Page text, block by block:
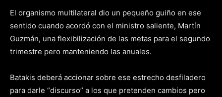
El organismo multilateral dio un pequeño guiño en ese
sentido cuando acordó con el ministro saliente, Martín
Guzmán, una flexibilización de las metas para el segundo
trimestre pero manteniendo las anuales.
Batakis deberá accionar sobre ese estrecho desfiladero
para darle “discurso” a los que pretenden cambios pero